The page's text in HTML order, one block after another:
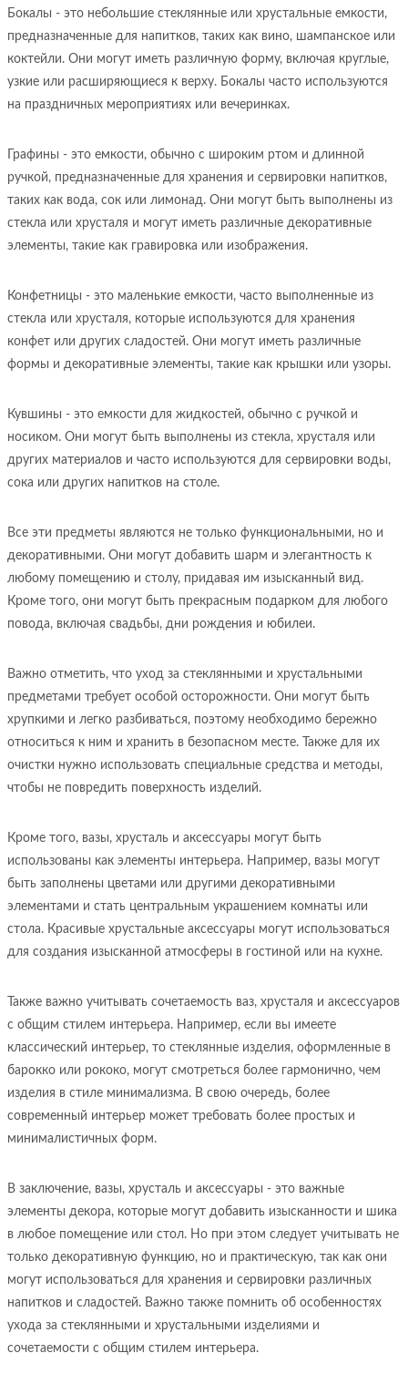
Бокалы - это небольшие стеклянные или хрустальные емкости,
предназначенные для напитков, таких как вино, шампанское или
коктейли. Они могут иметь различную форму, включая круглые,
узкие или расширяющиеся к верху. Бокалы часто используются
на праздничных мероприятиях или вечеринках.
Графины - это емкости, обычно с широким ртом и длинной
ручкой, предназначенные для хранения и сервировки напитков,
таких как вода, сок или лимонад. Они могут быть выполнены из
стекла или хрусталя и могут иметь различные декоративные
элементы, такие как гравировка или изображения.
Конфетницы - это маленькие емкости, часто выполненные из
стекла или хрусталя, которые используются для хранения
конфет или других сладостей. Они могут иметь различные
формы и декоративные элементы, такие как крышки или узоры.
Кувшины - это емкости для жидкостей, обычно с ручкой и
носиком. Они могут быть выполнены из стекла, хрусталя или
других материалов и часто используются для сервировки воды,
сока или других напитков на столе.
Все эти предметы являются не только функциональными, но и
декоративными. Они могут добавить шарм и элегантность к
любому помещению и столу, придавая им изысканный вид.
Кроме того, они могут быть прекрасным подарком для любого
повода, включая свадьбы, дни рождения и юбилеи.
Важно отметить, что уход за стеклянными и хрустальными
предметами требует особой осторожности. Они могут быть
хрупкими и легко разбиваться, поэтому необходимо бережно
относиться к ним и хранить в безопасном месте. Также для их
очистки нужно использовать специальные средства и методы,
чтобы не повредить поверхность изделий.
Кроме того, вазы, хрусталь и аксессуары могут быть
использованы как элементы интерьера. Например, вазы могут
быть заполнены цветами или другими декоративными
элементами и стать центральным украшением комнаты или
стола. Красивые хрустальные аксессуары могут использоваться
для создания изысканной атмосферы в гостиной или на кухне.
Также важно учитывать сочетаемость ваз, хрусталя и аксессуаров
с общим стилем интерьера. Например, если вы имеете
классический интерьер, то стеклянные изделия, оформленные в
барокко или рококо, могут смотреться более гармонично, чем
изделия в стиле минимализма. В свою очередь, более
современный интерьер может требовать более простых и
минималистичных форм.
В заключение, вазы, хрусталь и аксессуары - это важные
элементы декора, которые могут добавить изысканности и шика
в любое помещение или стол. Но при этом следует учитывать не
только декоративную функцию, но и практическую, так как они
могут использоваться для хранения и сервировки различных
напитков и сладостей. Важно также помнить об особенностях
ухода за стеклянными и хрустальными изделиями и
сочетаемости с общим стилем интерьера.